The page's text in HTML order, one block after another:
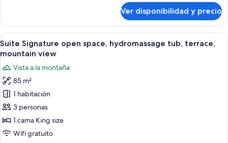
level
Loft
Deluxe,
with
Ver disponibilidad y precio
Ver
todas
fotos
de
Suite
Signature
open
space,
Una habitación de hotel moderna
9
Suite Signature open space, hydromassage tub, terrace,
mountain view
Vista a la montaña
85 m²
1 habitación
3 personas
1 cama King size
Wifi gratuito